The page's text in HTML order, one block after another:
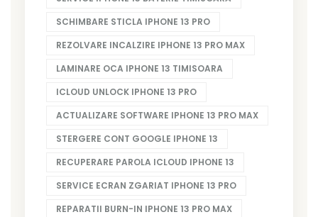
SCHIMBARE STICLA IPHONE 13 PRO
REZOLVARE INCALZIRE IPHONE 13 PRO MAX
LAMINARE OCA IPHONE 13 TIMISOARA
ICLOUD UNLOCK IPHONE 13 PRO
ACTUALIZARE SOFTWARE IPHONE 13 PRO MAX
STERGERE CONT GOOGLE IPHONE 13
RECUPERARE PAROLA ICLOUD IPHONE 13
SERVICE ECRAN ZGARIAT IPHONE 13 PRO
REPARATII BURN-IN IPHONE 13 PRO MAX